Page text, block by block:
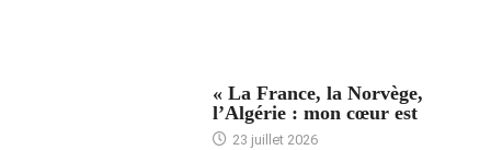
« La France, la Norvège,
l’Algérie : mon cœur est
23 juillet 2026